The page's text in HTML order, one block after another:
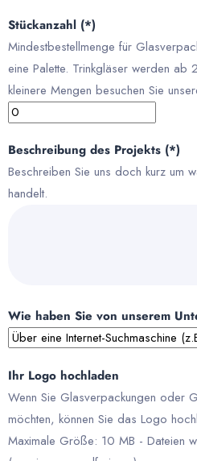
Stückanzahl (*)
Mindestbestellmenge für
eine Palette. Trinkgläser werden ab
kleinere Mengen besuchen Sie
Beschreibung des Projekts (*)
Beschreiben Sie uns doch kurz um
handelt.
Wie haben Sie von unserem
Ihr Logo hochladen
Wenn Sie Glasverpackungen oder
möchten, können Sie das Logo
Maximale Größe: 10 MB - Dateien